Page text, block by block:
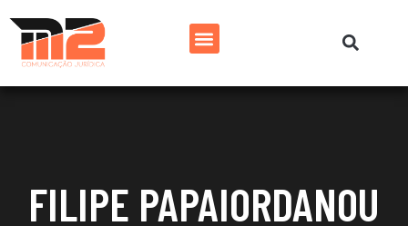
FILIPE PAPAIORDANOU